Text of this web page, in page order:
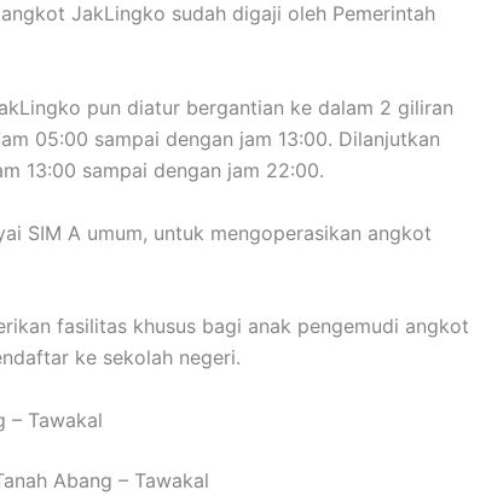
JakLingko sudah digaji oleh Pemerintah
pun diatur bergantian ke dalam 2 giliran
05:00 sampai dengan jam 13:00. Dilanjutkan
13:00 sampai dengan jam 22:00.
SIM A umum, untuk mengoperasikan angkot
fasilitas khusus bagi anak pengemudi angkot
ke sekolah negeri.
– Tawakal
Abang – Tawakal